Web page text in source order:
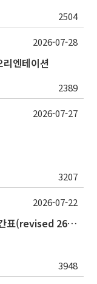
2504
엔테이션
2389
2026-07-28
3207
2026-07-27
2026학년도 2학기 보건대학원 강의시간표(revised 260803)(2026 2nd SEMESTER SNU GSPH TIMETABLE)
3948
2026-07-22